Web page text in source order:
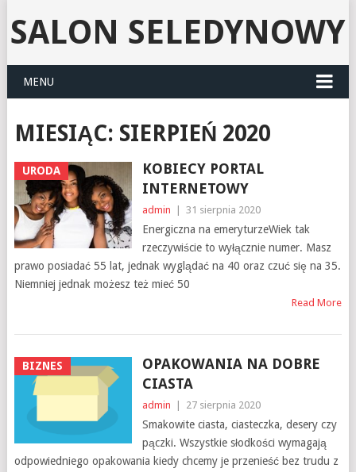
SALON SELEDYNOWY
MENU
MIESIĄC: SIERPIEŃ 2020
URODA
KOBIECY PORTAL
INTERNETOWY
admin 31 sierpnia 2020
Energiczna na emeryturzeWiek tak
rzeczywiście to wyłącznie numer. Masz
prawo posiadać 55 lat, jednak wyglądać na 40 oraz czuć się na 35.
Niemniej jednak możesz też mieć 50
Read More
BIZNES
OPAKOWANIA NA DOBRE
CIASTA
admin 27 sierpnia 2020
Smakowite ciasta, ciasteczka, desery czy
pączki. Wszystkie słodkości wymagają
odpowiedniego opakowania kiedy chcemy je przenieść bez trudu z